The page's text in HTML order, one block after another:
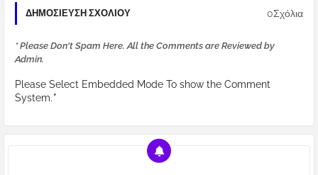
ΔΗΜΟΣΊΕΥΣΗ ΣΧΟΛΊΟΥ 0Σχόλια
* Please Don't Spam Here. All the Comments are Reviewed by
Admin.
Please Select Embedded Mode To show the Comment
System.*